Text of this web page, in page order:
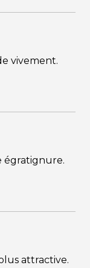
vivement.
égratignure.
attractive.